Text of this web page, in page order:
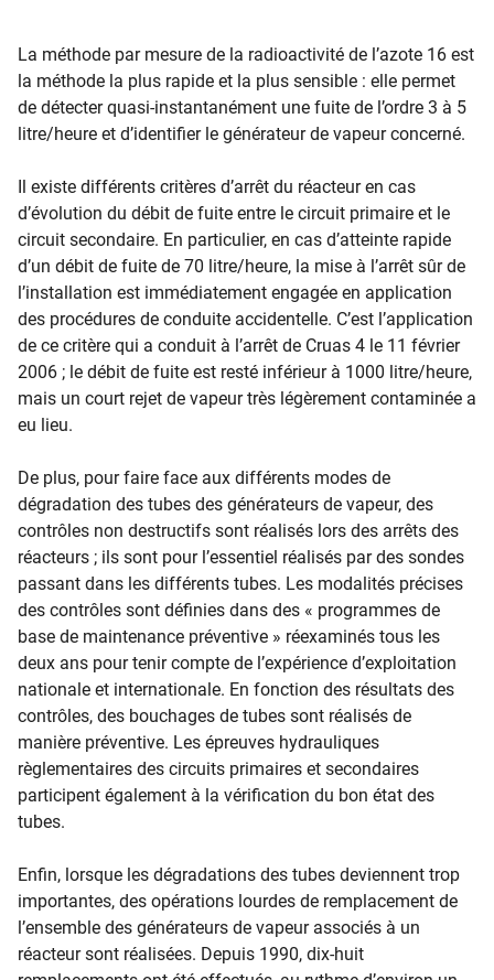
La méthode par mesure de la radioactivité de l’azote 16 est
la méthode la plus rapide et la plus sensible : elle permet
de détecter quasi-instantanément une fuite de l’ordre 3 à 5
litre/heure et d’identifier le générateur de vapeur concerné.
Il existe différents critères d’arrêt du réacteur en cas
d’évolution du débit de fuite entre le circuit primaire et le
circuit secondaire. En particulier, en cas d’atteinte rapide
d’un débit de fuite de 70 litre/heure, la mise à l’arrêt sûr de
l’installation est immédiatement engagée en application
des procédures de conduite accidentelle. C’est l’application
de ce critère qui a conduit à l’arrêt de Cruas 4 le 11 février
2006 ; le débit de fuite est resté inférieur à 1000 litre/heure,
mais un court rejet de vapeur très légèrement contaminée a
eu lieu.
De plus, pour faire face aux différents modes de
dégradation des tubes des générateurs de vapeur, des
contrôles non destructifs sont réalisés lors des arrêts des
réacteurs ; ils sont pour l’essentiel réalisés par des sondes
passant dans les différents tubes. Les modalités précises
des contrôles sont définies dans des « programmes de
base de maintenance préventive » réexaminés tous les
deux ans pour tenir compte de l’expérience d’exploitation
nationale et internationale. En fonction des résultats des
contrôles, des bouchages de tubes sont réalisés de
manière préventive. Les épreuves hydrauliques
règlementaires des circuits primaires et secondaires
participent également à la vérification du bon état des
tubes.
Enfin, lorsque les dégradations des tubes deviennent trop
importantes, des opérations lourdes de remplacement de
l’ensemble des générateurs de vapeur associés à un
réacteur sont réalisées. Depuis 1990, dix-huit